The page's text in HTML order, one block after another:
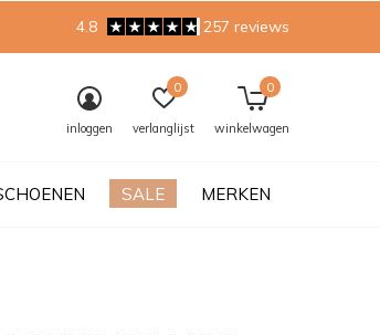
SALE MERKEN
inloggen verlanglijst
0
winkelwagen
0
4.8 257 reviews